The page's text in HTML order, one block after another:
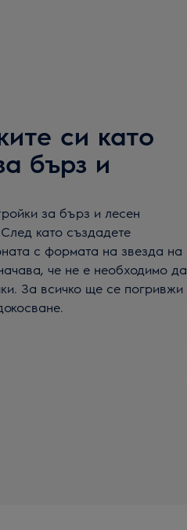
си като
бърз и
за бърз и лесен
като създадете
с формата на звезда на
че не е необходимо да
За всичко ще се погривжи